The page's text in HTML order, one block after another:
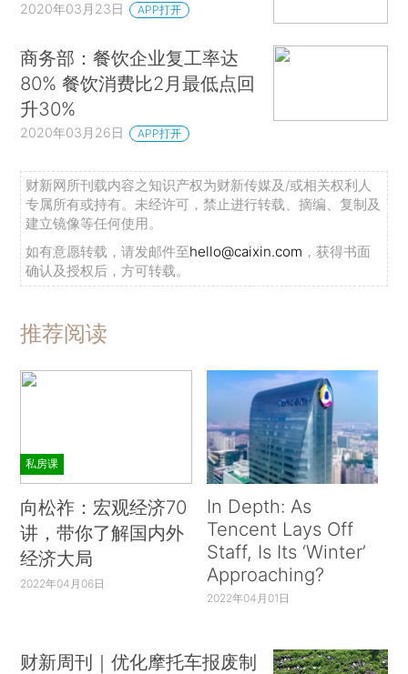
2020年03月23日 APP打开
商务部：餐饮企业复工率达
80% 餐饮消费比2月最低点回
升30%
2020年03月26日 APP打开
财新网所刊载内容之知识产权为财新传媒及/或相关权利人
专属所有或持有。未经许可，禁止进行转载、摘编、复制及
建立镜像等任何使用。
如有意愿转载，请发邮件至hello@caixin.com ，获得书面
确认及授权后，方可转载。
推荐阅读
私房课
向松祚：宏观经济70
讲，带你了解国内外
经济大局
2022年04月06日
In Depth: As
Tencent Lays Off
Staff, Is Its ‘Winter’
Approaching?
2022年04月01日
财新周刊｜优化摩托车报废制